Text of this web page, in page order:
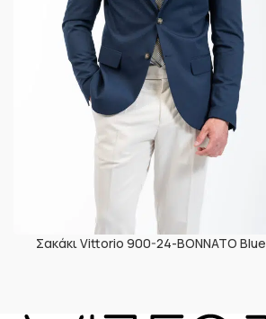
Σακάκι Vittorio 900-24-BONNATO Blue